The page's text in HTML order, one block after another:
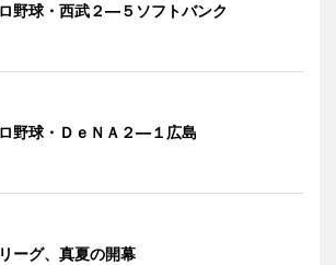
野球・西武２―５ソフトバンク
野球・ＤｅＮＡ２―１広島
ーグ、真夏の開幕